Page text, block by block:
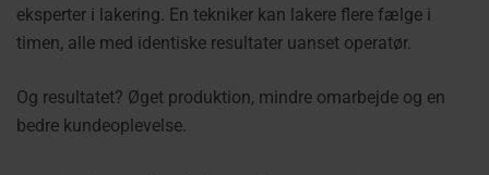
eksperter i lakering. En tekniker kan lakere flere fælge i
timen, alle med identiske resultater uanset operatør.
Og resultatet? Øget produktion, mindre omarbejde og en
bedre kundeoplevelse.